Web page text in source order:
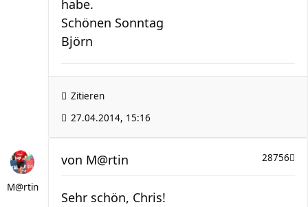
habe.
Schönen Sonntag
Björn
Zitieren
27.04.2014, 15:16
M@rtin
28756
von M@rtin
Sehr schön, Chris!